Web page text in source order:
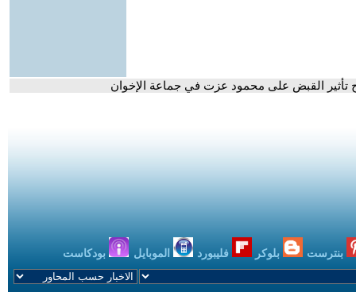
تأثير القبض على محمود عزت في جماعة الإخوان
بنترست بلوكر فليبورد الموبايل بودكاست